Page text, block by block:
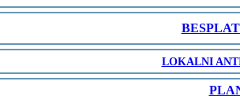
LOKALNI